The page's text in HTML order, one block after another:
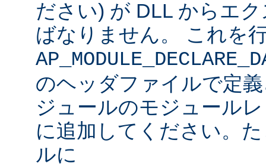
ださい) が DLL からエ
ばなりません。 これを
のヘッダファイルで定
ジュールのモジュール
に追加してください。
ルに